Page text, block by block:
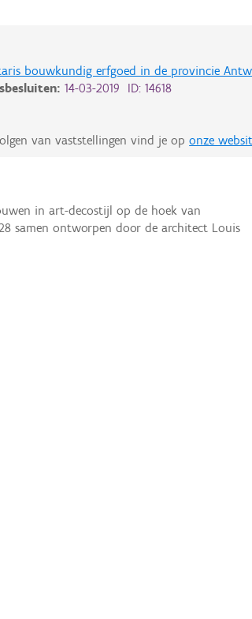
bouwkundig erfgoed in de provincie
14-03-2019 ID: 14618
van vaststellingen vind je oponze
in art-decostijl op de hoek van
samen ontworpen door de architect Louis